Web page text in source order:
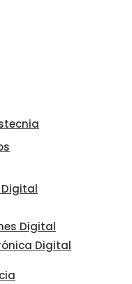
Digital
Digital